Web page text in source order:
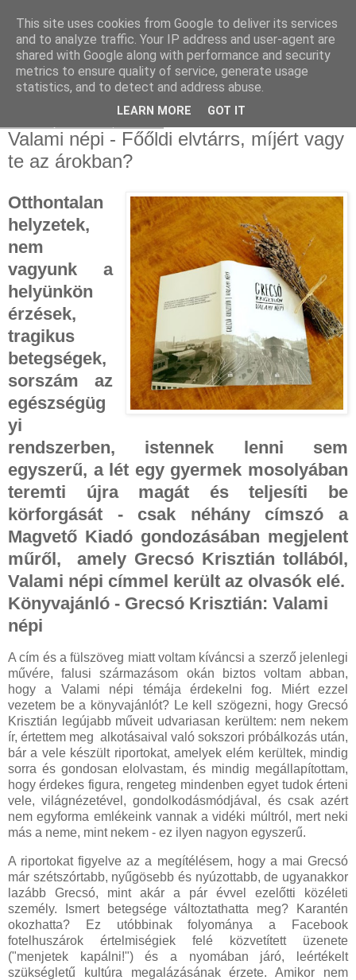
Valami népi - Főőldi elvtárrs, míjért vagy
te az árokban?
Otthontalan
helyzetek,
nem
vagyunk a
helyünkön
érzések,
tragikus
betegségek,
sorszám az
egészségüg
yi
rendszerben, istennek lenni sem
egyszerű, a lét egy gyermek mosolyában
teremti újra magát és teljesíti be
körforgását - csak néhány címszó a
Magvető Kiadó gondozásában megjelent
műről, amely Grecsó Krisztián tollából,
Valami népi címmel került az olvasók elé.
Könyvajánló - Grecsó Krisztián: Valami
népi
A cím és a fülszöveg miatt voltam kíváncsi a szerző jelenlegi
művére, falusi származásom okán biztos voltam abban,
hogy a Valami népi témája érdekelni fog. Miért ezzel
vezetem be a könyvajánlót? Le kell szögezni, hogy Grecsó
Krisztián legújabb műveit udvariasan kerültem: nem nekem
ír, értettem meg alkotásaival való sokszori próbálkozás után,
bár a vele készült riportokat, amelyek elém kerültek, mindig
sorra és gondosan elolvastam, és mindig megállapítottam,
hogy érdekes figura, rengeteg mindenben egyet tudok érteni
vele, világnézetével, gondolkodásmódjával, és csak azért
nem egyforma emlékeink vannak a vidéki múltról, mert neki
más a neme, mint nekem - ez ilyen nagyon egyszerű.
A riportokat figyelve az a megítélésem, hogy a mai Grecsó
már szétszórtabb, nyűgösebb és nyúzottabb, de ugyanakkor
lazább Grecsó, mint akár a pár évvel ezelőtti közéleti
személy. Ismert betegsége változtathatta meg? Karantén
okozhatta? Ez utóbbinak folyománya a Facebook
fotelhuszárok értelmiségiek felé közvetített üzenete
("menjetek kapálni!") és a nyomában járó, leértékelt
szükségletű kultúra megalázásának érzete. Amikor nem
This site uses cookies from Google to deliver its services
and to analyze traffic. Your IP address and user-agent are
shared with Google along with performance and security
metrics to ensure quality of service, generate usage
statistics, and to detect and address abuse.
LEARN MORE GOT IT